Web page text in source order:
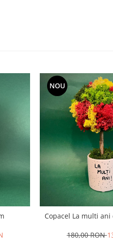
NOU
Copacel La multi
180,00 RON